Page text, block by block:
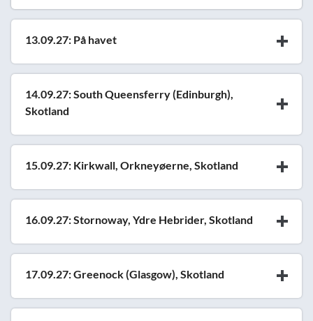
13.09.27: På havet
14.09.27: South Queensferry (Edinburgh),
Skotland
15.09.27: Kirkwall, Orkneyøerne, Skotland
16.09.27: Stornoway, Ydre Hebrider, Skotland
17.09.27: Greenock (Glasgow), Skotland